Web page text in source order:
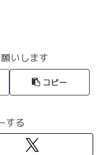
いします
コピー
する